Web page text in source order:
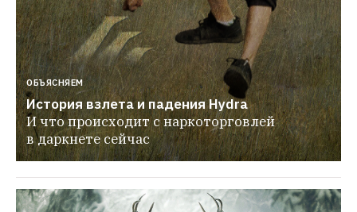
ОБЪЯСНЯЕМ
История взлета и падения Hydra
И что происходит с наркоторговлей
в даркнете сейчас